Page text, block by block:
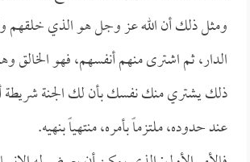
ومثل ذلك أن الله عز وجل هو الذي خلقهم
الدار، ثم اشترى منهم أنفسهم، فهو الخالق
ذلك يشتري منك نفسك بأن لك الجنة شريطة
عند حدوده، ملتزماً بأمره، منتهياً بنهيه.